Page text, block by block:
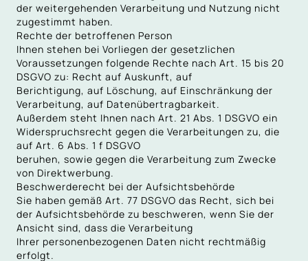
der weitergehenden Verarbeitung und Nutzung nicht
zugestimmt haben.
Rechte der betroffenen Person
Ihnen stehen bei Vorliegen der gesetzlichen
Voraussetzungen folgende Rechte nach Art. 15 bis 20
DSGVO zu: Recht auf Auskunft, auf
Berichtigung, auf Löschung, auf Einschränkung der
Verarbeitung, auf Datenübertragbarkeit.
Außerdem steht Ihnen nach Art. 21 Abs. 1 DSGVO ein
Widerspruchsrecht gegen die Verarbeitungen zu, die
auf Art. 6 Abs. 1 f DSGVO
beruhen, sowie gegen die Verarbeitung zum Zwecke
von Direktwerbung.
Beschwerderecht bei der Aufsichtsbehörde
Sie haben gemäß Art. 77 DSGVO das Recht, sich bei
der Aufsichtsbehörde zu beschweren, wenn Sie der
Ansicht sind, dass die Verarbeitung
Ihrer personenbezogenen Daten nicht rechtmäßig
erfolgt.